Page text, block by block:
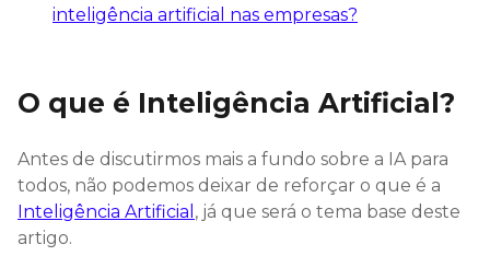
inteligência artificial nas empresas?
O que é Inteligência Artificial?
Antes de discutirmos mais a fundo sobre a IA para
todos, não podemos deixar de reforçar o que é a
Inteligência Artificial , já que será o tema base deste
artigo.